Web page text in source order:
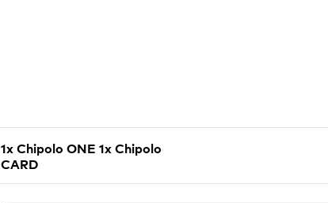
1x Chipolo ONE 1x Chipolo
CARD